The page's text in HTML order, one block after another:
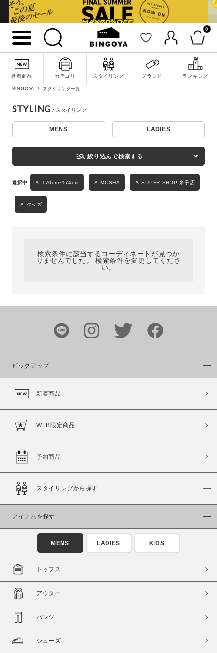
0
新着商品 カテゴリ スタイリング ブランド ランキング
詳細検索
キーワード
性別
MENS LADIES KIDS
ブランド
カラー
商品タイプ
通常商品
セール価格 WEB限定
在庫
在庫あり
BINGOYA スタイリング一覧
STYLING
MENS LADIES
manage_search 絞り込んで検索する
170cm~174cm MOSHA SUPER SHOP 米子店
グッズ
検索条件に該当するコーディネートが見つか
りませんでした。 検索条件を変更してくださ
い。
ピックアップ
新着商品
WEB限定商品
予約商品
スタイリングから探す
アイテムを探す
MENS LADIES KIDS
トップス
アウター
パンツ
シューズ